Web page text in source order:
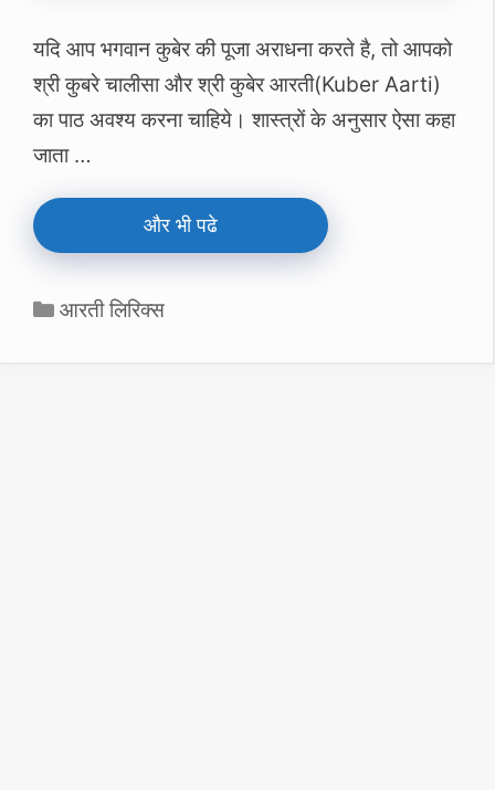
यदि आप भगवान कुबेर की पूजा अराधना करते है, तो आपको
श्री कुबरे चालीसा और श्री कुबेर आरती(Kuber Aarti)
का पाठ अवश्‍य करना चाहिये। शास्‍त्रों के अनुसार ऐसा कहा
जाता …
और भी पढे
Categories
आरती लिरिक्स